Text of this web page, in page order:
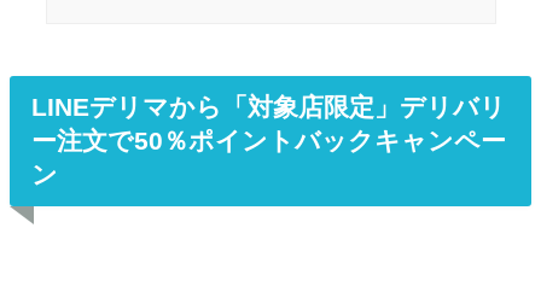
LINEデリマから「対象店限定」デリバリ
ー注文で50％ポイントバックキャンペー
ン